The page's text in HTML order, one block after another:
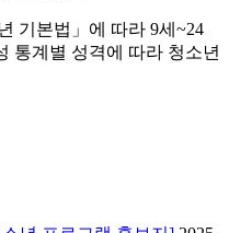
기본법」에 따라 9세~24
통계별 성격에 따라 청소년